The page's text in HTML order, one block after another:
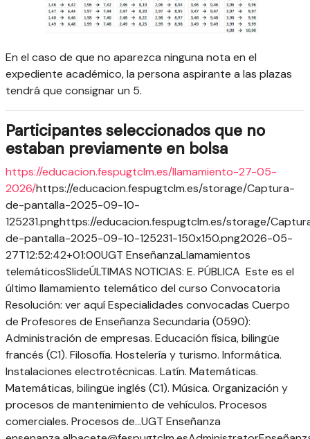
En el caso de que no aparezca ninguna nota en el
expediente académico, la persona aspirante a las plazas
tendrá que consignar un 5.
Participantes seleccionados que no
estaban previamente en bolsa
https://educacion.fespugtclm.es/llamamiento-27-05-
2026/https://educacion.fespugtclm.es/storage/Captura-
de-pantalla-2025-09-10-
125231.pnghttps://educacion.fespugtclm.es/storage/
de-pantalla-2025-09-10-125231-150x150.png2026-05-
27T12:52:42+01:00UGT EnseñanzaLlamamientos
telemáticosSlideÚLTIMAS NOTICIAS: E. PÚBLICA Este es el
último llamamiento telemático del curso Convocatoria
Resolución: ver aquí Especialidades convocadas Cuerpo
de Profesores de Enseñanza Secundaria (0590):
Administración de empresas. Educación física, bilingüe
francés (C1). Filosofía. Hostelería y turismo. Informática.
Instalaciones electrotécnicas. Latín. Matemáticas.
Matemáticas, bilingüe inglés (C1). Música. Organización y
procesos de mantenimiento de vehículos. Procesos
comerciales. Procesos de...UGT Enseñanza